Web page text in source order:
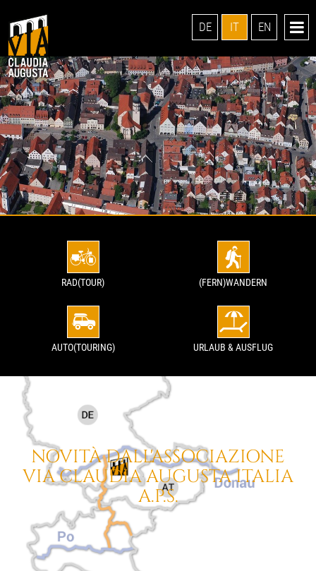
DE IT EN
RAD(TOUR) (FERN)WANDERN
AUTO(TOURING) URLAUB & AUSFLUG
NOVITÀ DALL'ASSOCIAZIONE
VIA CLAUDIA AUGUSTAITALIA
A.P.S.